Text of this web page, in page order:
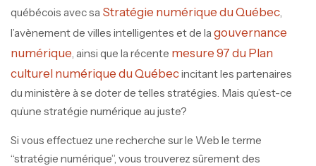
québécois avec sa Stratégie numérique du Québec
l’avènement de villes intelligentes et de la gouvernance
numérique , ainsi que la récente mesure 97 du Plan
culturel numérique du Québecincitant les partenaires
du ministère à se doter de telles stratégies. Mais qu’est-ce
qu’une stratégie numérique au juste?
Si vous effectuez une recherche sur le Web le terme
“stratégie numérique”, vous trouverez sûrement des